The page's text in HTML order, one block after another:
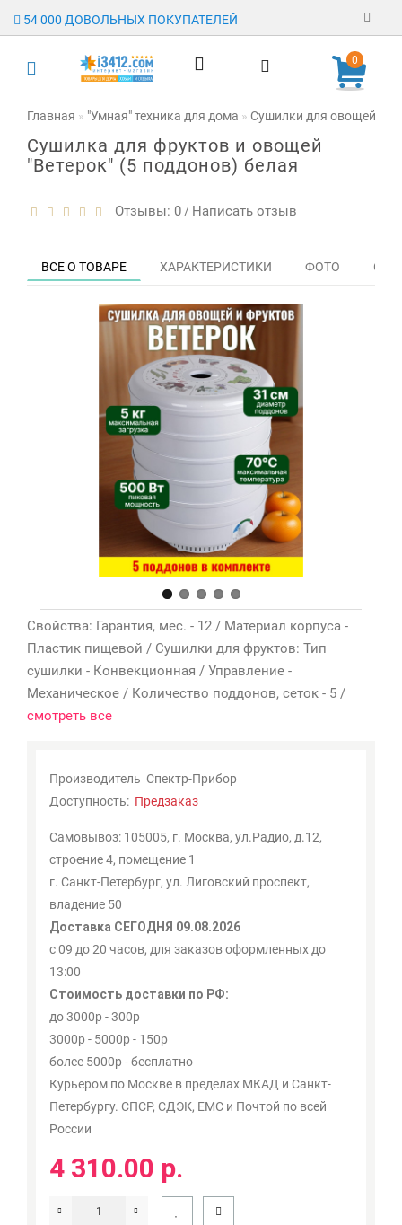
54 000 ДОВОЛЬНЫХ ПОКУПАТЕЛЕЙ
Регистрация
Гарантия
Оплата
Контакты
товаров
0
Главная "Умная" техника для дома Сушилки для овощей,
Сушилка для фруктов и овощей
"Ветерок" (5 поддонов) белая
Отзывы: 0 / Написать отзыв
ВСЕ О ТОВАРЕ ХАРАКТЕРИСТИКИ ФОТО
Свойства: Гарантия, мес. - 12 / Материал корпуса -
Пластик пищевой / Сушилки для фруктов: Тип
сушилки - Конвекционная / Управление -
Механическое / Количество поддонов, сеток - 5 /
смотреть все
Производитель Спектр-Прибор
Доступность: Предзаказ
Самовывоз: 105005, г. Москва, ул.Радио, д.12,
строение 4, помещение 1
г. Санкт-Петербург, ул. Лиговский проспект,
владение 50
Доставка СЕГОДНЯ 09.08.2026
с 09 до 20 часов, для заказов оформленных до
13:00
Стоимость доставки по РФ:
до 3000р - 300р
3000р - 5000р - 150р
более 5000р - бесплатно
Курьером по Москве в пределах МКАД и Санкт-
Петербургу. СПСР, СДЭК, ЕМС и Почтой по всей
России
4 310.00 р.